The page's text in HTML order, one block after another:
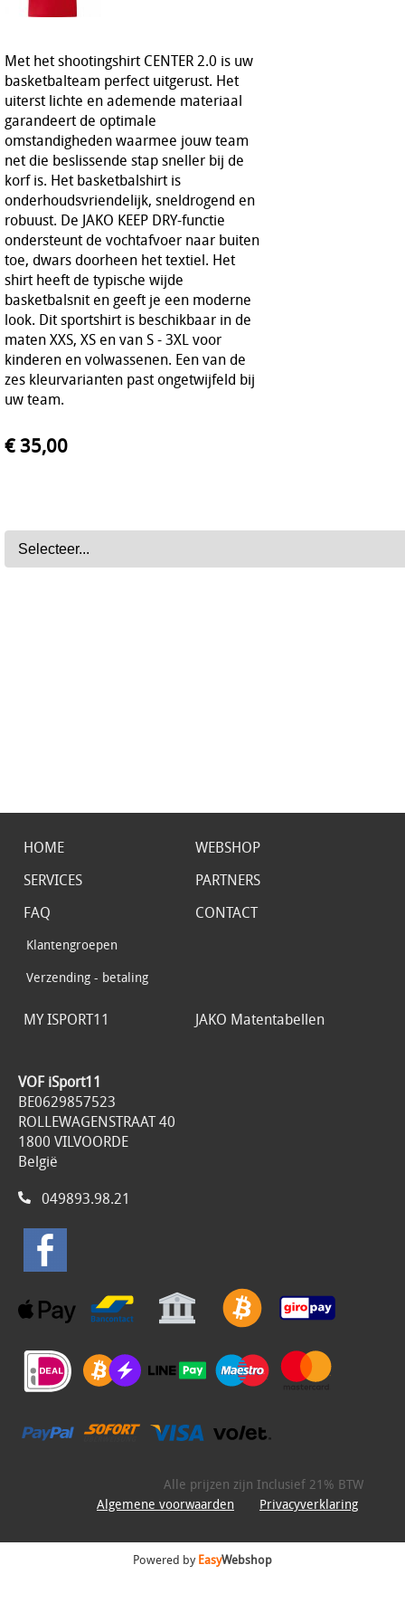
Met het shootingshirt CENTER 2.0 is uw
basketbalteam perfect uitgerust. Het
uiterst lichte en ademende materiaal
garandeert de optimale
omstandigheden waarmee jouw team
net die beslissende stap sneller bij de
korf is. Het basketbalshirt is
onderhoudsvriendelijk, sneldrogend en
robuust. De JAKO KEEP DRY-functie
ondersteunt de vochtafvoer naar buiten
toe, dwars doorheen het textiel. Het
shirt heeft de typische wijde
basketbalsnit en geeft je een moderne
look. Dit sportshirt is beschikbaar in de
maten XXS, XS en van S - 3XL voor
kinderen en volwassenen. Een van de
zes kleurvarianten past ongetwijfeld bij
uw team.
€ 35,00
HOME
WEBSHOP
SERVICES
PARTNERS
FAQ
Klantengroepen
Verzending - betaling
CONTACT
MY ISPORT11 JAKO Matentabellen
VOF iSport11
BE0629857523
ROLLEWAGENSTRAAT 40
1800 VILVOORDE
België
049893.98.21
Alle prijzen zijn Inclusief 21% BTW
Algemene voorwaarden
Privacyverklaring
Powered byEasyWebshop